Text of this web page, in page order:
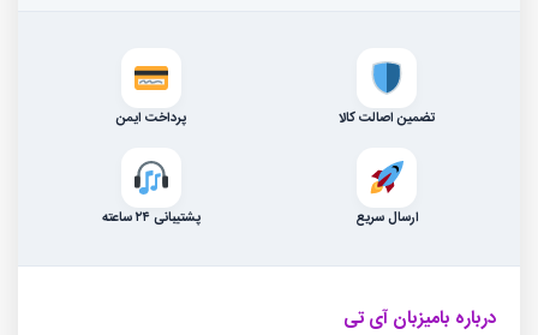
تضمین اصالت کالا پرداخت ایمن
ارسال سریع پشتیبانی ۲۴ ساعته
درباره بامیزبان آی تی